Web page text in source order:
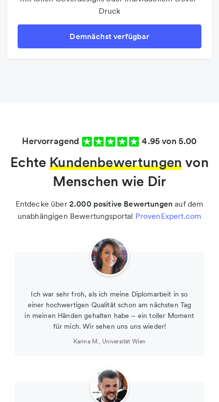
Druck
Demnächst verfügbar
Hervorragend 4.95 von 5.00
EchteKundenbewertungenvon
Menschen wie Dir
Entdecke über 2.000 positive Bewertungen auf dem
unabhängigen Bewertungsportal ProvenExpert.com
Ich war sehr froh, als ich meine Diplomarbeit in so
einer hochwertigen Qualität schon am nächsten Tag
in meinen Händen gehalten habe – ein toller Moment
für mich. Wir sehen uns uns wieder!
Karina M., Universität Wien